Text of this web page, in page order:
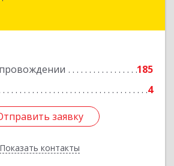
185
4
заявку
Показать контакты
Подробнее
заявку
Назад